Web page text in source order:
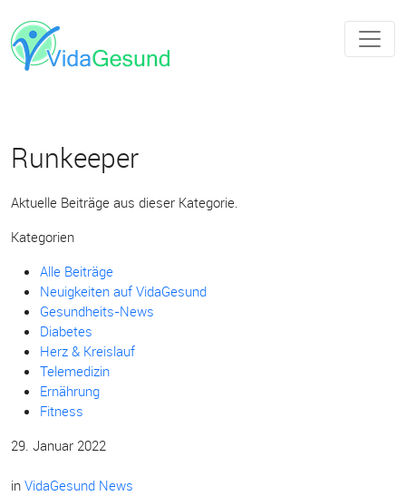
Runkeeper
Aktuelle Beiträge aus dieser Kategorie.
Kategorien
Alle Beiträge
Neuigkeiten auf VidaGesund
Gesundheits-News
Diabetes
Herz & Kreislauf
Telemedizin
Ernährung
Fitness
29. Januar 2022
in VidaGesund News